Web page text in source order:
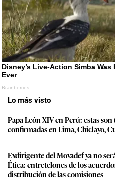
Lo más visto
Papa León XIV en Perú: estas
confirmadas en Lima, Chiclayo,
Exdirigente del Movadef ya no
Ética: entretelones de los
distribución de las comisiones